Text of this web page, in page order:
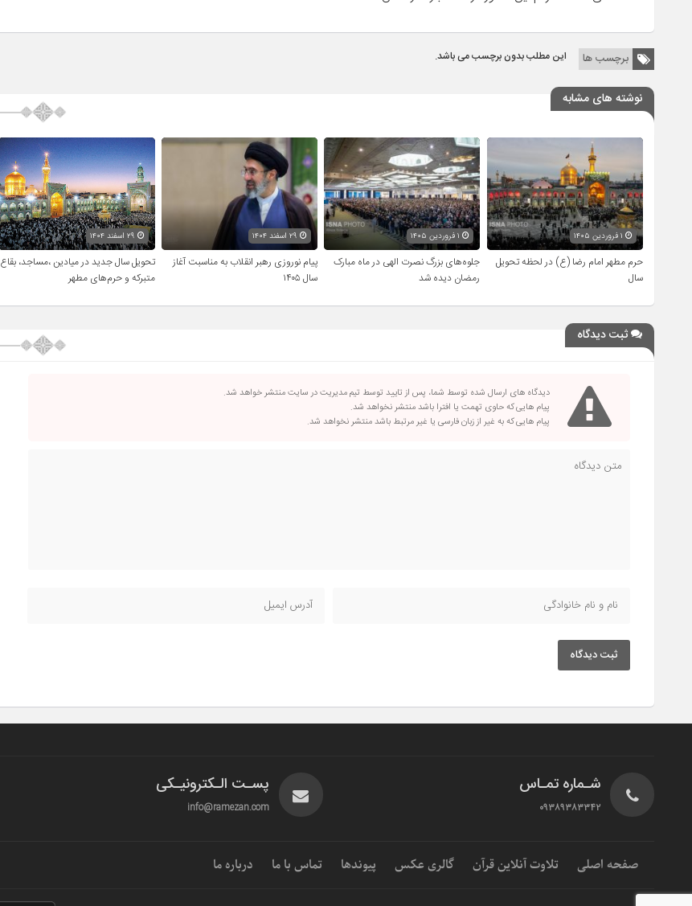
برچسب ها این مطلب بدون برچسب می باشد.
نوشته های مشابه
حرم مطهر امام رضا (ع) در لحظه تحویل
سال
۱ فروردین ۱۴۰۵
جلوه‌های بزرگ نصرت الهی در ماه مبارک
رمضان دیده شد
پیام نوروزی رهبر انقلاب به مناسبت آغاز
سال ۱۴۰۵
تحویل سال‌ جدید در میادین ،مساجد، بقاع
متبرکه‌ و حرم‌های‌ مطهر
ثبت دیدگاه
دیدگاه های ارسال شده توسط شما، پس از تایید توسط تیم مدیریت در سایت منتشر خواهد شد.
پیام هایی که حاوی تهمت یا افترا باشد منتشر نخواهد شد.
پیام هایی که به غیر از زبان فارسی یا غیر مرتبط باشد منتشر نخواهد شد.
ثبت دیدگاه
شـماره تمـاس
۰۹۳۸۹۳۸۳۳۴۲
پسـت الـکترونیـکی
info@ramezan.com
صفحه اصلی تلاوت آنلاین قرآن گالری عکس پیوندها تماس با ما درباره ما